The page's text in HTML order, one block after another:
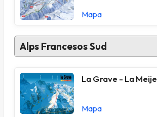
Mapa
Alps Francesos Sud
La Grave - La Meije
Mapa